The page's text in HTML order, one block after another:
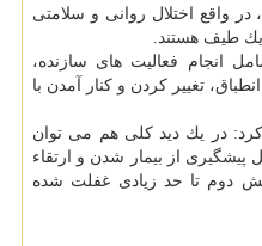
در واقع اختلال روانی و سلامتی
طیف هستند.
انجام فعالیت های سازنده،
تغییر كردن و كنار آمدن با
كرد: در یك دید كلی هم می توان
پیشگیری از بیمار شدن و ارتقاء
دوم تا حد زیادی غفلت شده